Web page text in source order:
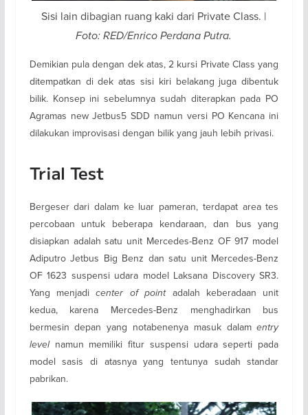
Sisi lain dibagian ruang kaki dari Private Class. |
Foto: RED/Enrico Perdana Putra.
Demikian pula dengan dek atas, 2 kursi Private Class yang
ditempatkan di dek atas sisi kiri belakang juga dibentuk
bilik. Konsep ini sebelumnya sudah diterapkan pada PO
Agramas new Jetbus5 SDD namun versi PO Kencana ini
dilakukan improvisasi dengan bilik yang jauh lebih privasi.
Trial Test
Bergeser dari dalam ke luar pameran, terdapat area tes
percobaan untuk beberapa kendaraan, dan bus yang
disiapkan adalah satu unit Mercedes-Benz OF 917 model
Adiputro Jetbus Big Benz dan satu unit Mercedes-Benz
OF 1623 suspensi udara model Laksana Discovery SR3.
Yang menjadicenter of pointadalah keberadaan unit
kedua, karena Mercedes-Benz menghadirkan bus
bermesin depan yang notabenenya masuk dalamentry
levelnamun memiliki fitur suspensi udara seperti pada
model sasis di atasnya yang tentunya sudah standar
pabrikan.